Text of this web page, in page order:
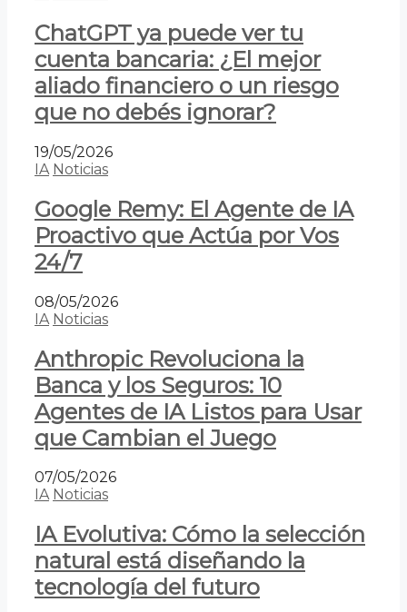
ChatGPT ya puede ver tu
cuenta bancaria: ¿El mejor
aliado financiero o un riesgo
que no debés ignorar?
19/05/2026
IA Noticias
Google Remy: El Agente de IA
Proactivo que Actúa por Vos
24/7
08/05/2026
IA Noticias
Anthropic Revoluciona la
Banca y los Seguros: 10
Agentes de IA Listos para Usar
que Cambian el Juego
07/05/2026
IA Noticias
IA Evolutiva: Cómo la selección
natural está diseñando la
tecnología del futuro